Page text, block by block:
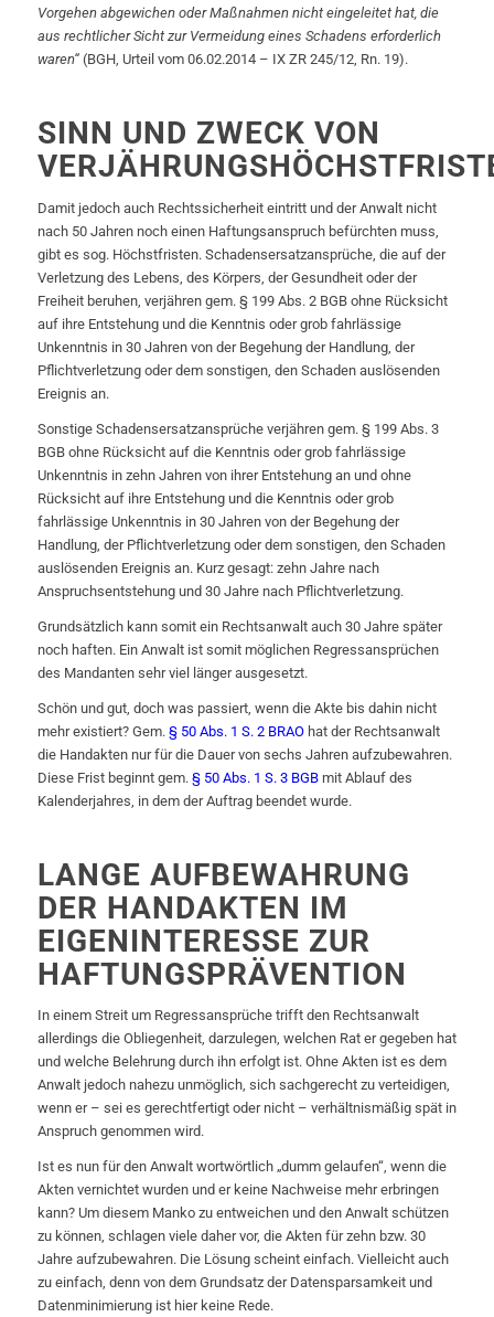
Vorgehen abgewichen oder Maßnahmen nicht eingeleitet hat, die
aus rechtlicher Sicht zur Vermeidung eines Schadens erforderlich
waren“ (BGH, Urteil vom 06.02.2014 – IX ZR 245/12, Rn. 19).
SINN UND ZWECK VON
Damit jedoch auch Rechtssicherheit eintritt und der Anwalt nicht
nach 50 Jahren noch einen Haftungsanspruch befürchten muss,
gibt es sog. Höchstfristen. Schadensersatzansprüche, die auf der
Verletzung des Lebens, des Körpers, der Gesundheit oder der
Freiheit beruhen, verjähren gem. § 199 Abs. 2 BGB ohne Rücksicht
auf ihre Entstehung und die Kenntnis oder grob fahrlässige
Unkenntnis in 30 Jahren von der Begehung der Handlung, der
Pflichtverletzung oder dem sonstigen, den Schaden auslösenden
Ereignis an.
Sonstige Schadensersatzansprüche verjähren gem. § 199 Abs. 3
BGB ohne Rücksicht auf die Kenntnis oder grob fahrlässige
Unkenntnis in zehn Jahren von ihrer Entstehung an und ohne
Rücksicht auf ihre Entstehung und die Kenntnis oder grob
fahrlässige Unkenntnis in 30 Jahren von der Begehung der
Handlung, der Pflichtverletzung oder dem sonstigen, den Schaden
auslösenden Ereignis an. Kurz gesagt: zehn Jahre nach
Anspruchsentstehung und 30 Jahre nach Pflichtverletzung.
Grundsätzlich kann somit ein Rechtsanwalt auch 30 Jahre später
noch haften. Ein Anwalt ist somit möglichen Regressansprüchen
des Mandanten sehr viel länger ausgesetzt.
Schön und gut, doch was passiert, wenn die Akte bis dahin nicht
mehr existiert? Gem. § 50 Abs. 1 S. 2 BRAOhat der Rechtsanwalt
die Handakten nur für die Dauer von sechs Jahren aufzubewahren.
Diese Frist beginnt gem. § 50 Abs. 1 S. 3 BGBmit Ablauf des
Kalenderjahres, in dem der Auftrag beendet wurde.
LANGE AUFBEWAHRUNG
DER HANDAKTEN IM
EIGENINTERESSE ZUR
HAFTUNGSPRÄVENTION
In einem Streit um Regressansprüche trifft den Rechtsanwalt
allerdings die Obliegenheit, darzulegen, welchen Rat er gegeben hat
und welche Belehrung durch ihn erfolgt ist. Ohne Akten ist es dem
Anwalt jedoch nahezu unmöglich, sich sachgerecht zu verteidigen,
wenn er – sei es gerechtfertigt oder nicht – verhältnismäßig spät in
Anspruch genommen wird.
Ist es nun für den Anwalt wortwörtlich „dumm gelaufen“, wenn die
Akten vernichtet wurden und er keine Nachweise mehr erbringen
kann? Um diesem Manko zu entweichen und den Anwalt schützen
zu können, schlagen viele daher vor, die Akten für zehn bzw. 30
Jahre aufzubewahren. Die Lösung scheint einfach. Vielleicht auch
zu einfach, denn von dem Grundsatz der Datensparsamkeit und
Datenminimierung ist hier keine Rede.